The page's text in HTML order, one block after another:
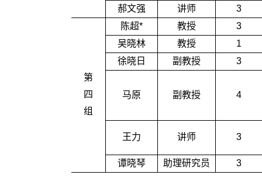
郝文强
讲师 3
第
四
组
陈超* 教授
3
吴晓林
教授
1
徐晓日
副教授 3
马原 副教授 4
王力 讲师 3
谭晓琴 助理研究员 3